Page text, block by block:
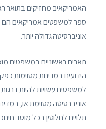
האמריקאים מחזיקים בתואר
ספר למשפטים אמריקאים הם
אוניברסיטה גדולה יותר.
תארים ראשוניים במשפטים
הידועים במדינות מסוימות
למשפטים עשויות להיות
אוניברסיטה מסוימת או,
תלויים לחלוטין בכל מוסד